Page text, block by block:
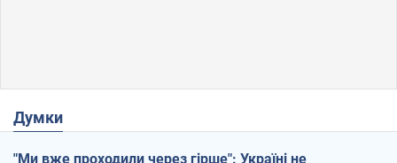
Думки
"Ми вже проходили через гірше": Україні не